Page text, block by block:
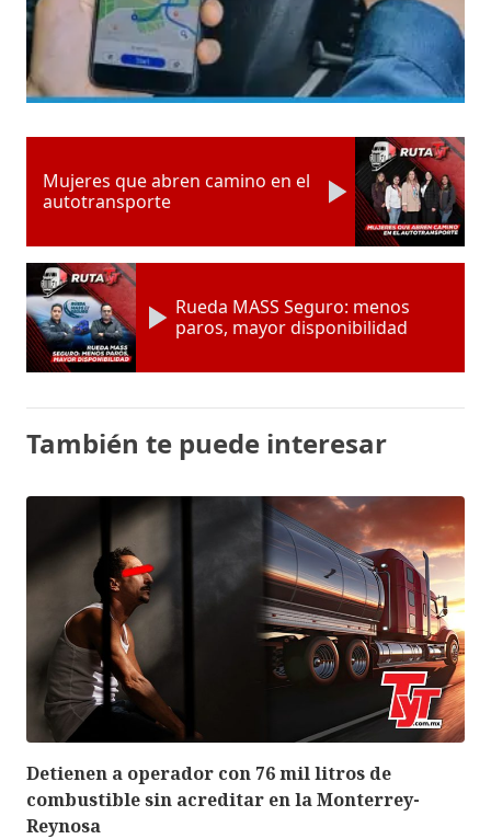
Mujeres que abren camino en el
autotransporte
Rueda MASS Seguro: menos
paros, mayor disponibilidad
También te puede interesar
Detienen a operador con 76 mil litros de
combustible sin acreditar en la Monterrey-
Reynosa